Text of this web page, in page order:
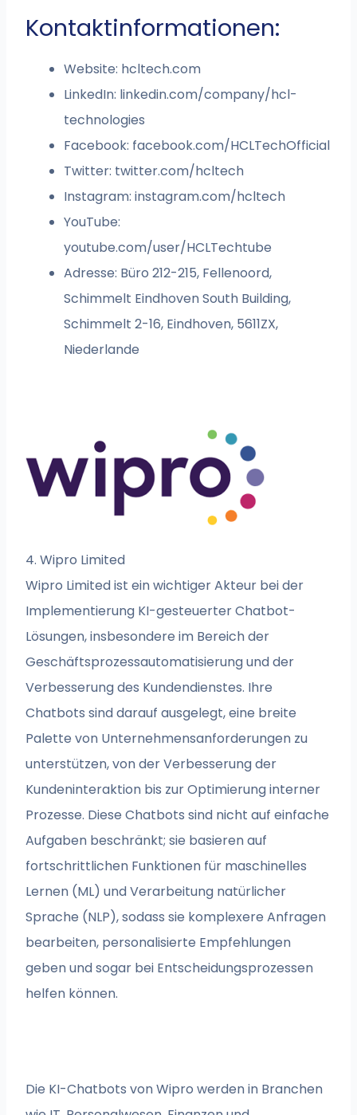
Kontaktinformationen:
Website: hcltech.com
LinkedIn: linkedin.com/company/hcl-
technologies
Facebook: facebook.com/HCLTechOfficial
Twitter: twitter.com/hcltech
Instagram: instagram.com/hcltech
YouTube:
youtube.com/user/HCLTechtube
Adresse: Büro 212-215, Fellenoord,
Schimmelt Eindhoven South Building,
Schimmelt 2-16, Eindhoven, 5611ZX,
Niederlande
4. Wipro Limited
Wipro Limited ist ein wichtiger Akteur bei der
Implementierung KI-gesteuerter Chatbot-
Lösungen, insbesondere im Bereich der
Geschäftsprozessautomatisierung und der
Verbesserung des Kundendienstes. Ihre
Chatbots sind darauf ausgelegt, eine breite
Palette von Unternehmensanforderungen zu
unterstützen, von der Verbesserung der
Kundeninteraktion bis zur Optimierung interner
Prozesse. Diese Chatbots sind nicht auf einfache
Aufgaben beschränkt; sie basieren auf
fortschrittlichen Funktionen für maschinelles
Lernen (ML) und Verarbeitung natürlicher
Sprache (NLP), sodass sie komplexere Anfragen
bearbeiten, personalisierte Empfehlungen
geben und sogar bei Entscheidungsprozessen
helfen können.
Die KI-Chatbots von Wipro werden in Branchen